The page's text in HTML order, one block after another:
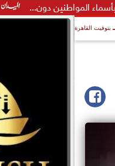
محمد مختار دون...
بتوقيت القاهرة